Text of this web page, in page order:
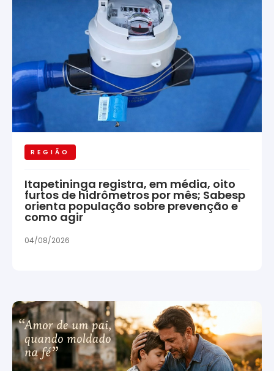
REGIÃO
Itapetininga registra, em média, oito
furtos de hidrômetros por mês; Sabesp
orienta população sobre prevenção e
como agir
04/08/2026